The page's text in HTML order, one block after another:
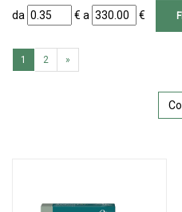
filtra
da
da €
filtra
a
a €
1 2 »